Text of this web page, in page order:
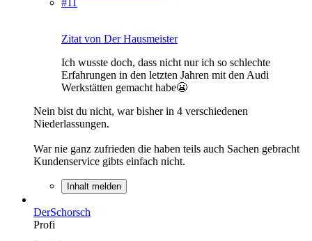
Zitat von Der Hausmeister
Ich wusste doch, dass nicht nur ich so schlechte
Erfahrungen in den letzten Jahren mit den Audi
Werkstätten gemacht habe😬
Nein bist du nicht, war bisher in 4 verschiedenen
Niederlassungen.
War nie ganz zufrieden die haben teils auch Sachen gebracht
Kundenservice gibts einfach nicht.
Inhalt melden
DerSchorsch
Profi